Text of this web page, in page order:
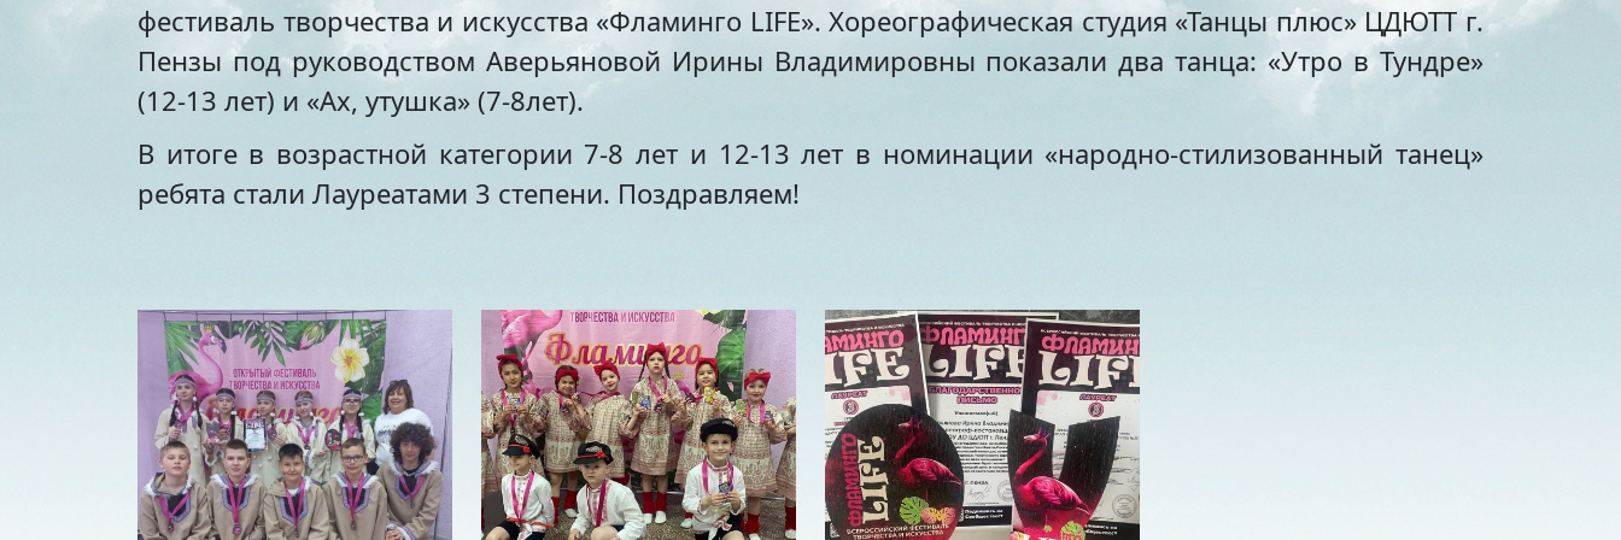
фестиваль творчества и искусства «Фламинго LIFE». Хореографическая студия «Танцы плюс» ЦДЮТТ г.
Пензы под руководством Аверьяновой Ирины Владимировны показали два танца: «Утро в Тундре»
(12-13 лет) и «Ах, утушка» (7-8лет).
В итоге в возрастной категории 7-8 лет и 12-13 лет в номинации «народно-стилизованный танец»
ребята стали Лауреатами 3 степени. Поздравляем!